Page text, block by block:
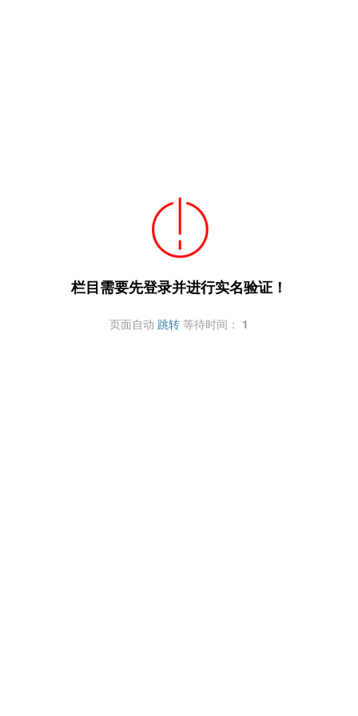
栏目需要先登录并进行实名验证！
页面自动 跳转 等待时间： 1